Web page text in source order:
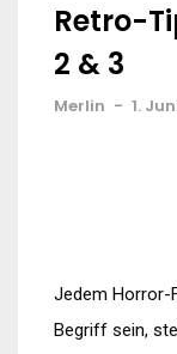
Retro-
2 & 3
Merlin - 1.
Jedem Horror-
Begriff sein,